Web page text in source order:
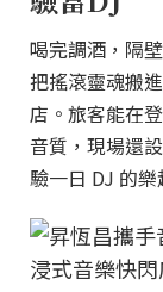
喝完調酒，隔
把搖滾靈魂搬
店。旅客能在
音質，現場還
驗一日 DJ 的